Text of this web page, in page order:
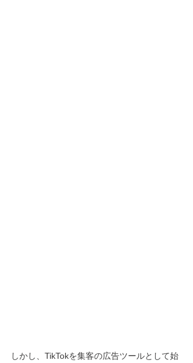
しかし、TikTokを集客の広告ツールとして始